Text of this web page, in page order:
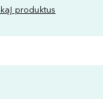
Į produktus